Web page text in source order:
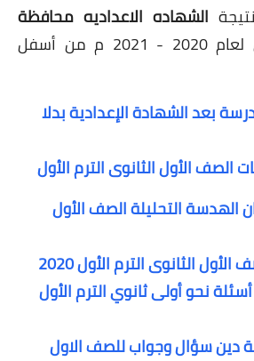
الشهاده الاعداديه محافظة
الدور الاول لعام 2020 - 2021 م من أسفل
بأفضل ٣٧ مدرسة بعد الشهادة الإعدادية بدلا
الصف الأول الثانوى الترم الأول
الهدسة التحليلة الصف الأول
الثانوى الترم الأول 2020
نحو أولى ثانوي الترم الأول
دين سؤال وجواب للصف الاول